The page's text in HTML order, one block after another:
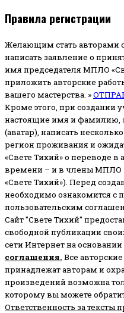
Правила регистрации
Желающим стать авторами
написать заявление о
имя председателя МПЛО
приложить авторские
вашего мастерства. »
Кроме этого, при создании
настоящие имя и фамилию,
(аватар), написать
регион проживания и
«Свете Тихий» о переводе в
времени – и в члены МПЛО
«Свете Тихий»). Перед
необходимо ознакомится с
пользовательским
Сайт "Свете Тихий"
свободной публикации
сети Интернет на основании
соглашения. Все
принадлежат авторам и
произведений возможна
которому вы можете
Ответственность за тексты